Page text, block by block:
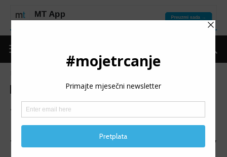
SPLITSKI MARATON:
Rekordan broj učesnika, bh.
trkači opet najavili veliki odziv